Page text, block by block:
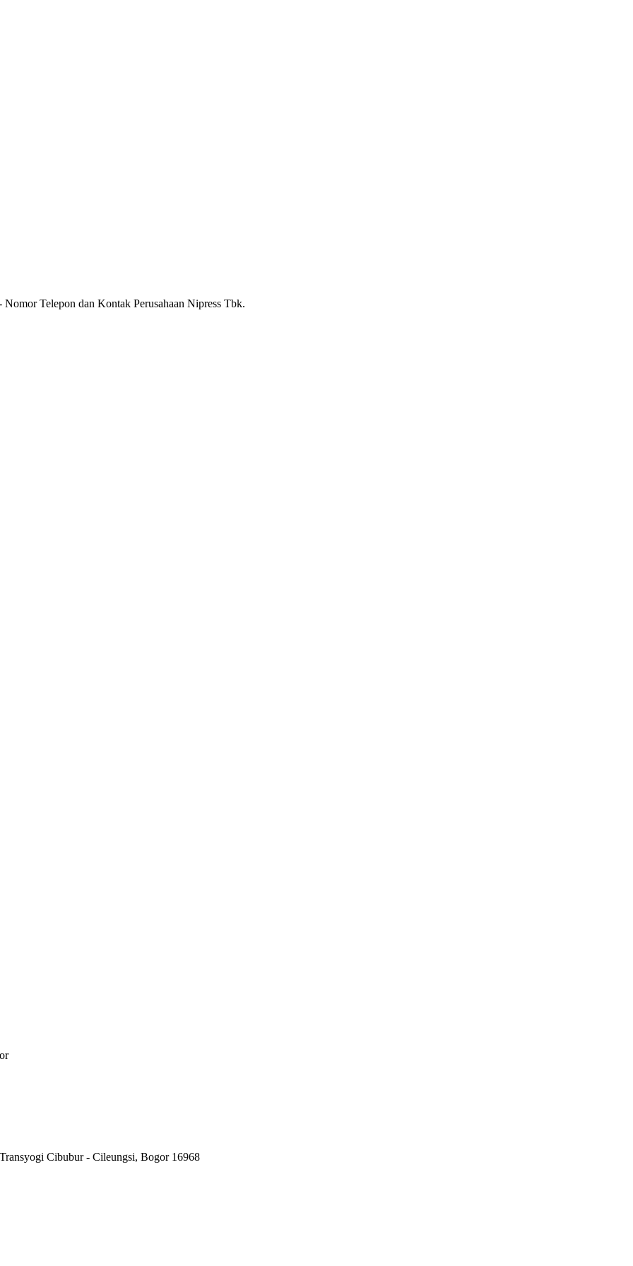
Telepon dan Kontak Perusahaan Nipress Tbk.
Cibubur - Cileungsi, Bogor 16968